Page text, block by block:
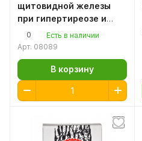
щитовидной железы
при гипертиреозе и
гипотиреозе, 100мл.
восковая моль
огневки
0
Есть в наличии
Арт. 08089
В корзину